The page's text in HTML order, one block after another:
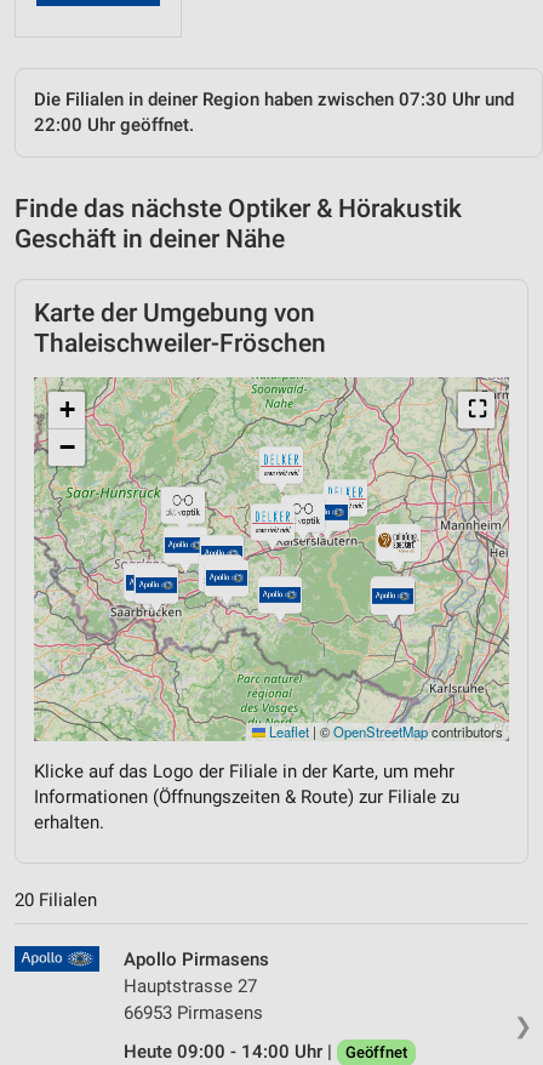
Die Filialen in deiner Region haben zwischen 07:30 Uhr und
22:00 Uhr geöffnet.
Finde das nächste Optiker & Hörakustik
Geschäft in deiner Nähe
Karte der Umgebung von
Thaleischweiler-Fröschen
⛶
+
−
Leaflet | ©OpenStreetMapcontributors
Klicke auf das Logo der Filiale in der Karte, um mehr
Informationen (Öffnungszeiten & Route) zur Filiale zu
erhalten.
20 Filialen
❯
Apollo Pirmasens
Hauptstrasse 27
66953 Pirmasens
Heute 09:00 - 14:00 Uhr |
Geöffnet